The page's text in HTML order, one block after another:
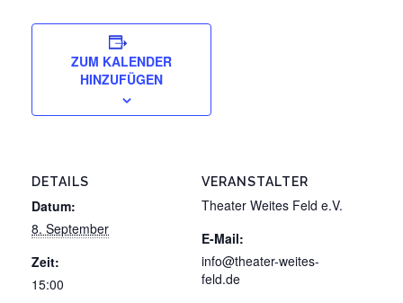
ZUM KALENDER
HINZUFÜGEN
DETAILS
Datum:
8. September
Zeit:
15:00
VERANSTALTER
Theater Weites Feld e.V.
E-Mail:
info@theater-weites-
feld.de